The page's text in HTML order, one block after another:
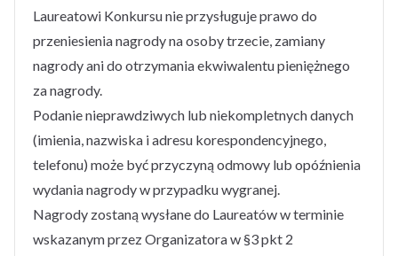
Laureatowi Konkursu nie przysługuje prawo do
przeniesienia nagrody na osoby trzecie, zamiany
nagrody ani do otrzymania ekwiwalentu pieniężnego
za nagrody.
Podanie nieprawdziwych lub niekompletnych danych
(imienia, nazwiska i adresu korespondencyjnego,
telefonu) może być przyczyną odmowy lub opóźnienia
wydania nagrody w przypadku wygranej.
Nagrody zostaną wysłane do Laureatów w terminie
wskazanym przez Organizatora w §3 pkt 2